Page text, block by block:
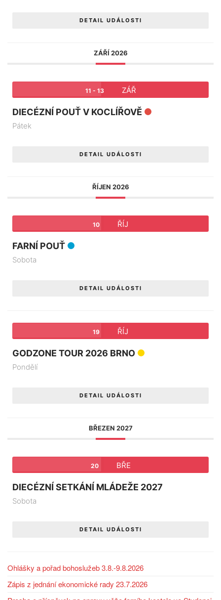
DETAIL UDÁLOSTI
ZÁŘÍ 2026
11 - 13 ZÁŘ
DIECÉZNÍ POUŤ V KOCLÍŘOVĚ
Pátek
DETAIL UDÁLOSTI
ŘÍJEN 2026
10 ŘÍJ
FARNÍ POUŤ
Sobota
DETAIL UDÁLOSTI
19 ŘÍJ
GODZONE TOUR 2026 BRNO
Pondělí
DETAIL UDÁLOSTI
BŘEZEN 2027
20 BŘE
DIECÉZNÍ SETKÁNÍ MLÁDEŽE 2027
Sobota
DETAIL UDÁLOSTI
Ohlášky a pořad bohoslužeb 3.8.-9.8.2026
Zápis z jednání ekonomické rady 23.7.2026